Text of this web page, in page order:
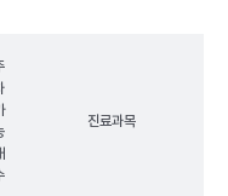
진료과목